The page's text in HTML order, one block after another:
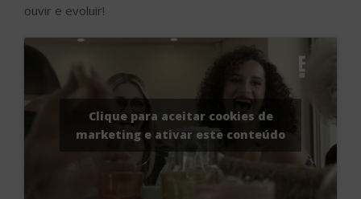
ouvir e evoluir!
Clique para aceitar cookies de
marketing e ativar este conteúdo